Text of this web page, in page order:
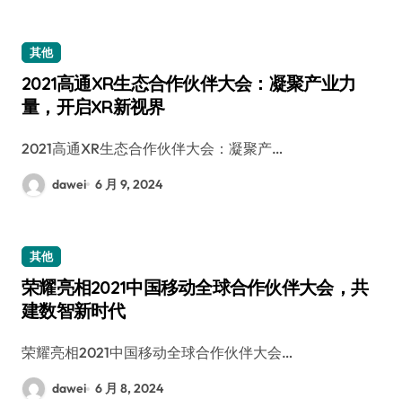
其他
2021高通XR生态合作伙伴大会：凝聚产业力
量，开启XR新视界
2021高通XR生态合作伙伴大会：凝聚产…
dawei 6 月 9, 2024
其他
荣耀亮相2021中国移动全球合作伙伴大会，共
建数智新时代
荣耀亮相2021中国移动全球合作伙伴大会…
dawei 6 月 8, 2024